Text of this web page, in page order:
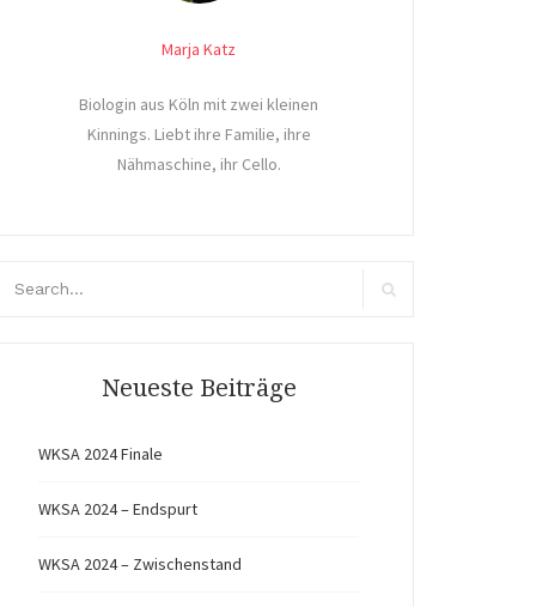
Marja Katz
Biologin aus Köln mit zwei kleinen
Kinnings. Liebt ihre Familie, ihre
Nähmaschine, ihr Cello.
Neueste Beiträge
WKSA 2024 Finale
WKSA 2024 – Endspurt
WKSA 2024 – Zwischenstand